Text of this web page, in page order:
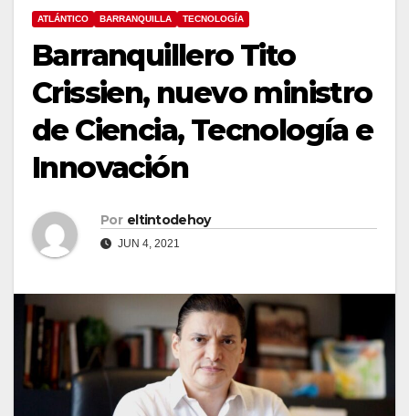
ATLÁNTICO BARRANQUILLA TECNOLOGÍA
Barranquillero Tito
Crissien, nuevo ministro
de Ciencia, Tecnología e
Innovación
Por eltintodehoy
JUN 4, 2021